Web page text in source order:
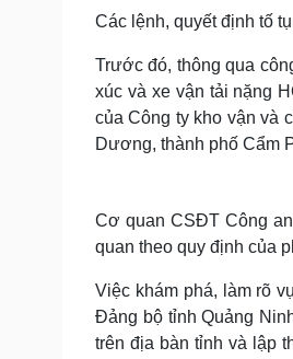
Sản phụ khoa
Nhi khoa
Nam khoa
Làm đẹp - giảm cân
Phòng mạch online
Ăn sạch sống khỏe
Các lệnh, quyết định tố
Trước đó, thông qua
xúc và xe vận tải nặng
của Công ty kho vận và
Dương, thành phố Cẩm
Cơ quan CSĐT Công
quan theo quy định của
Việc khám phá, làm rõ
Đảng bộ tỉnh Quảng
trên địa bàn tỉnh và lập